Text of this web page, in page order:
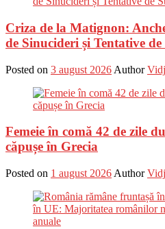
Criza de la Matignon:
de Sinucideri și Tentative de
Posted on 3 august 2026 Author
Femeie în comă 42 de zile
căpușe în Grecia
Posted on 1 august 2026 Author